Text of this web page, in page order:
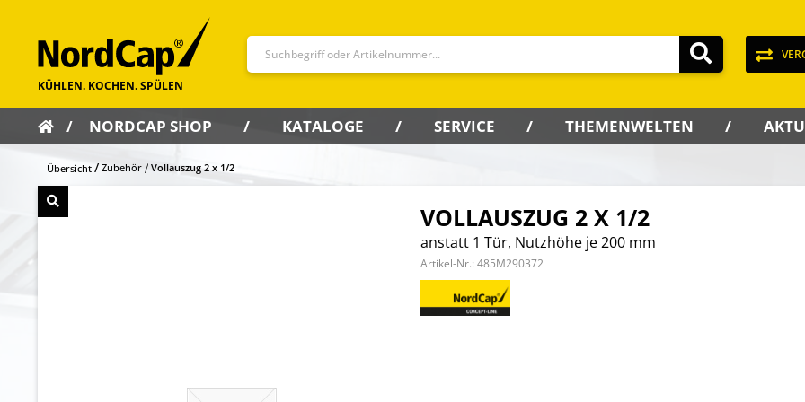
NORDCAP SHOP KATALOGE SERVICE THEMENWELTEN
Übersicht Zubehör Vollauszug 2 x 1/2
VOLLAUSZUG 2 X 1/2
anstatt 1 Tür, Nutzhöhe je 200 mm
Artikel-Nr.: 485M290372